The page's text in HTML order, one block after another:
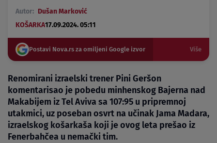
Autor: Dušan Marković
KOŠARKA17.09.2024. 05:11
Postavi Nova.rs za omiljeni Google izvor Više
Renomirani izraelski trener Pini Geršon
komentarisao je pobedu minhenskog Bajerna nad
Makabijem iz Tel Aviva sa 107:95 u pripremnoj
utakmici, uz poseban osvrt na učinak Jama Madara,
izraelskog košarkaša koji je ovog leta prešao iz
Fenerbahčea u nemački tim.